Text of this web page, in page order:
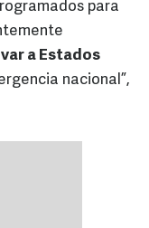
para
a Estados
nacional”,